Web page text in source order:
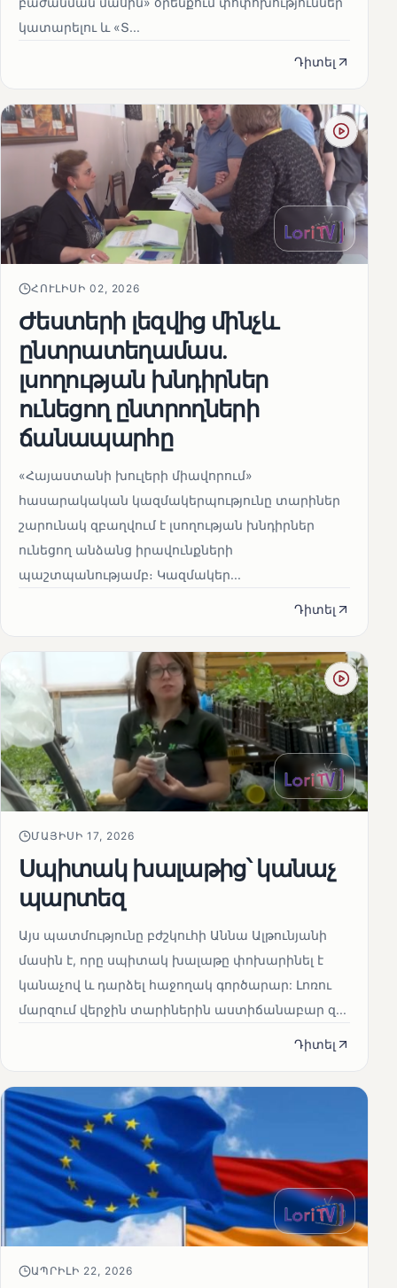
կատարելու և «Տ...
Դիտել
ՀՈՒԼԻՍԻ 02, 2026
Ժեստերի լեզվից մինչև
ընտրատեղամաս.
լսողության խնդիրներ
ունեցող ընտրողների
ճանապարհը
«Հայաստանի խուլերի միավորում»
հասարակական կազմակերպությունը տարիներ
շարունակ զբաղվում է լսողության խնդիրներ
ունեցող անձանց իրավունքների
պաշտպանությամբ։ Կազմակեր...
Դիտել
ՄԱՅԻՍԻ 17, 2026
Սպիտակ խալաթից՝ կանաչ
պարտեզ
Այս պատմությունը բժշկուհի Աննա Ալթունյանի
մասին է, որը սպիտակ խալաթը փոխարինել է
կանաչով և դարձել հաջողակ գործարար: Լոռու
մարզում վերջին տարիներին աստիճանաբար զ...
Դիտել
ԱՊՐԻԼԻ 22, 2026